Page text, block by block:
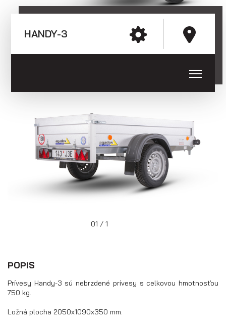
E-mail: agados@agados.sk
Sledujte nás
Prívesy s kolesami vedľa ložnej
plochy (plechové bočnice)
bočnice)
HANDY-3
01 / 1
POPIS
Prívesy Handy-3 sú nebrzdené prívesy s celkovou hmotnosťou
750 kg.
Ložná plocha 2050x1090x350 mm.